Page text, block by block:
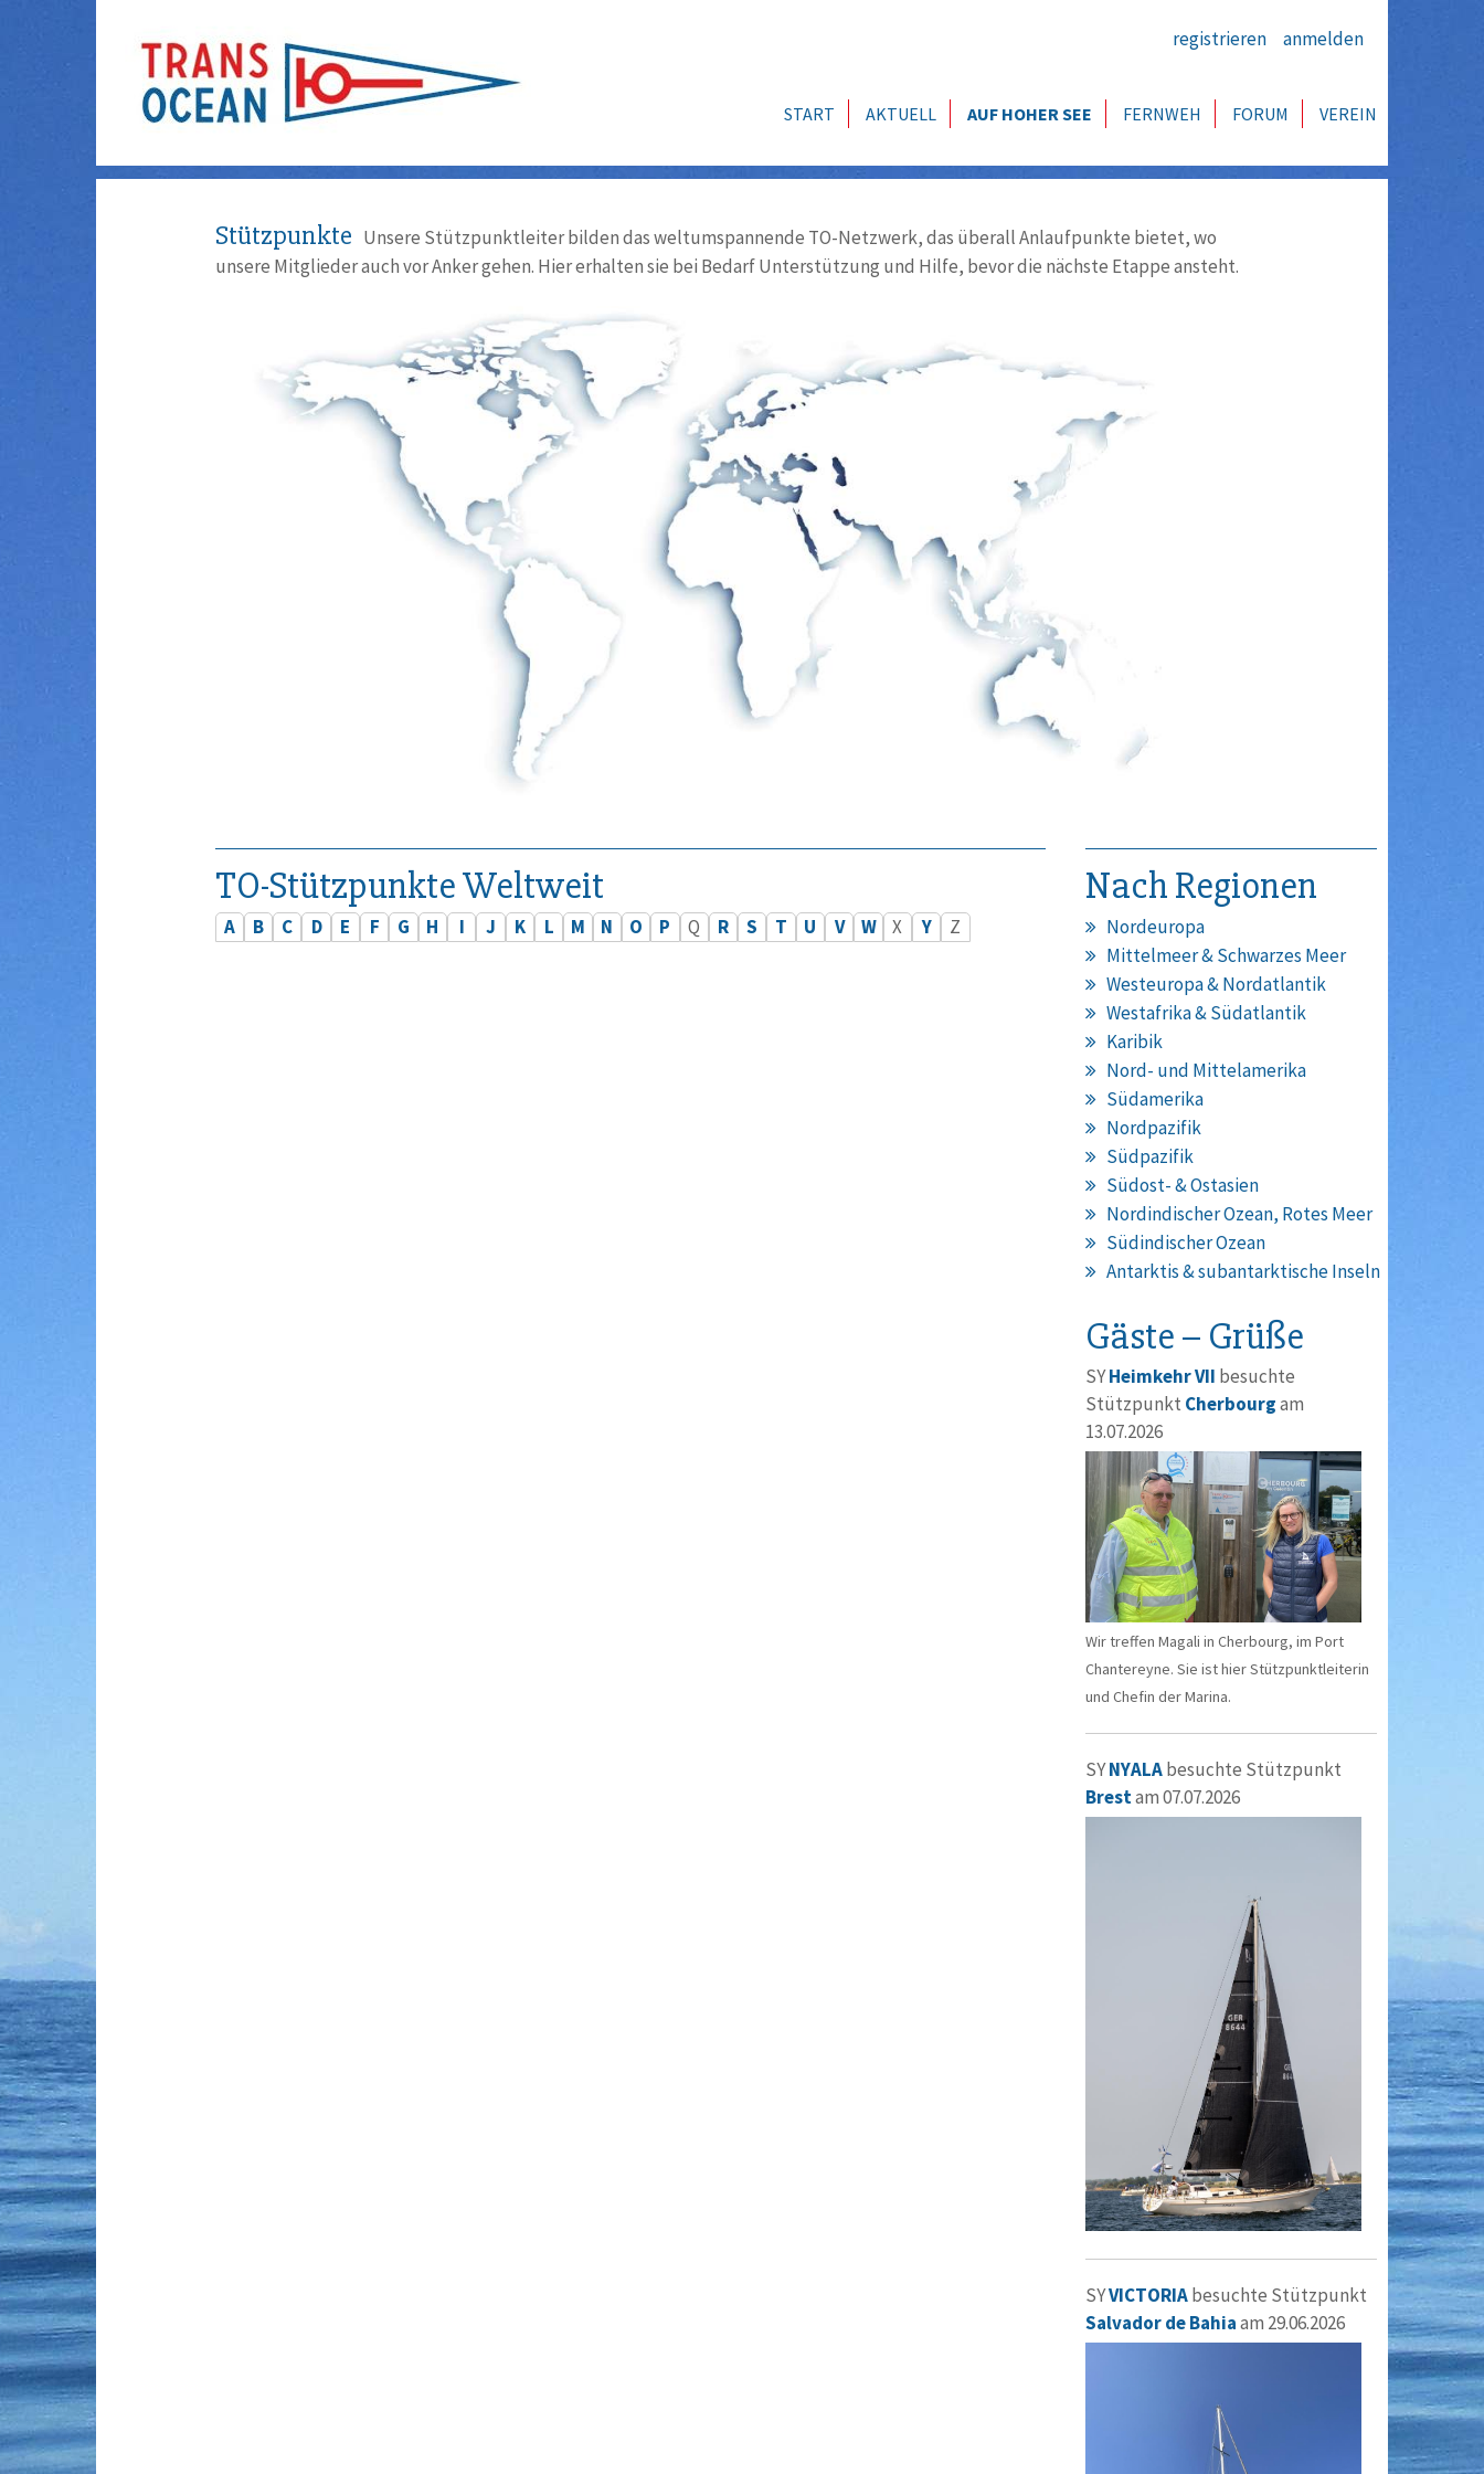
registrieren anmelden
START AKTUELL AUF HOHER SEE FERNWEH FORUM VEREIN
Stützpunkte Unsere Stützpunktleiter bilden das weltumspannende TO-Netzwerk, das überall Anlaufpunkte bietet, wo
unsere Mitglieder auch vor Anker gehen. Hier erhalten sie bei Bedarf Unterstützung und Hilfe, bevor die nächste Etappe ansteht.
TO-Stützpunkte Weltweit
A B C D E F G H I J K L M N O P Q R S T U V W X Y Z
Nach Regionen
Nordeuropa
Mittelmeer & Schwarzes Meer
Westeuropa & Nordatlantik
Westafrika & Südatlantik
Karibik
Nord- und Mittelamerika
Südamerika
Nordpazifik
Südpazifik
Südost- & Ostasien
Nordindischer Ozean, Rotes Meer
Südindischer Ozean
Antarktis & subantarktische Inseln
Gäste – Grüße
SYHeimkehr VII besuchte
Stützpunkt Cherbourgam
13.07.2026
Wir treffen Magali in Cherbourg, im Port
Chantereyne. Sie ist hier Stützpunktleiterin
und Chefin der Marina.
SYNYALAbesuchte Stützpunkt
Brestam 07.07.2026
SYVICTORIAbesuchte Stützpunkt
Salvador de Bahiaam 29.06.2026